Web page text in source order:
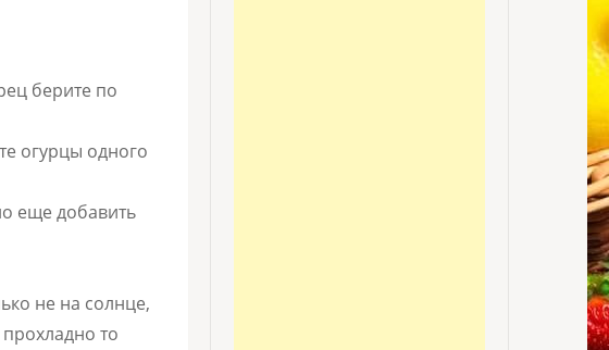
берите по
огурцы одного
еще добавить
не на солнце,
то